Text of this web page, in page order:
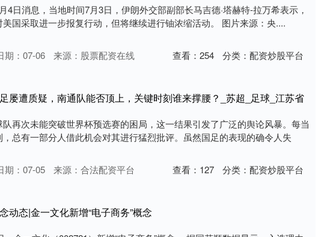
4日消息，当地时间7月3日，伊朗外交部副部长马吉德·塔赫特-拉万希表示，
国采取进一步报复行动，但将继续进行铀浓缩活动。 图片来源：央....
期：07-06 来源：股票配资在线 查看： 254 分类： 配资炒股平台
屡遭质疑，南通队能否顶上，关键时刻谁来撑腰？_苏超_足球_江苏省
再次未能突破世界杯预选赛的困局，这一结果引发了广泛的舆论风暴。每当
，总有一部分人借此机会对其进行猛烈批评。虽然国足的表现的确令人失
期：07-05 来源：合法配资平台 查看： 127 分类： 配资炒股平台
动态|金一文化新增“电子商务”概念